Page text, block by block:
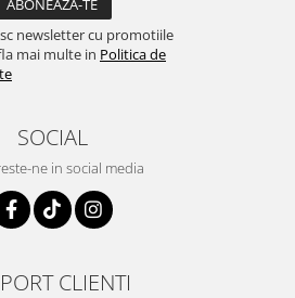
newsletter cu promotiile
mai multe in Politica de
SOCIAL
ne in social media
CLIENTI